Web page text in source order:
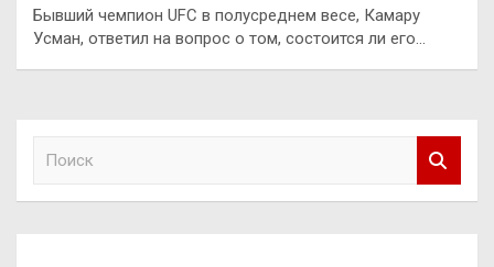
Бывший чемпион UFC в полусреднем весе, Камару
Усман, ответил на вопрос о том, состоится ли его…